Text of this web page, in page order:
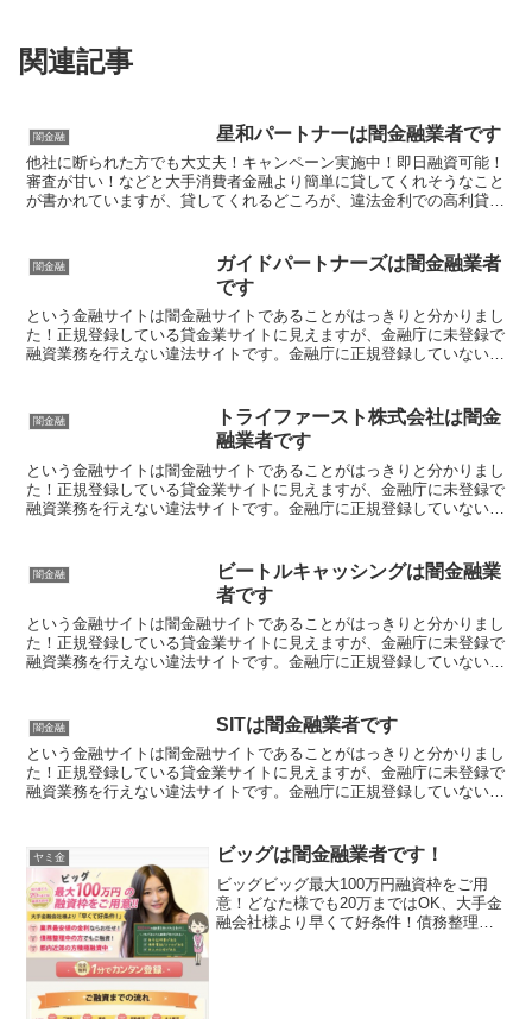
関連記事
闇金融 星和パートナーは闇金融業者です
他社に断られた方でも大丈夫！キャンペーン実施中！即日融資可能！
審査が甘い！などと大手消費者金融より簡単に貸してくれそうなこと
が書かれていますが、貸してくれるどころが、違法金利での高利貸し
闇金融
ガイドパートナーズは闇金融業者
です
という金融サイトは闇金融サイトであることがはっきりと分かりまし
た！正規登録している貸金業サイトに見えますが、金融庁に未登録で
融資業務を行えない違法サイトです。金融庁に正規登録していない未
闇金融
トライファースト株式会社は闇金
融業者です
という金融サイトは闇金融サイトであることがはっきりと分かりまし
た！正規登録している貸金業サイトに見えますが、金融庁に未登録で
融資業務を行えない違法サイトです。金融庁に正規登録していない未
闇金融
ビートルキャッシングは闇金融業
者です
という金融サイトは闇金融サイトであることがはっきりと分かりまし
た！正規登録している貸金業サイトに見えますが、金融庁に未登録で
融資業務を行えない違法サイトです。金融庁に正規登録していない未
闇金融 SITは闇金融業者です
という金融サイトは闇金融サイトであることがはっきりと分かりまし
た！正規登録している貸金業サイトに見えますが、金融庁に未登録で
融資業務を行えない違法サイトです。金融庁に正規登録していない未
ヤミ金 ビッグは闇金融業者です！
ビッグビッグ最大100万円融資枠をご用
意！どなた様でも20万まではOK、大手金
融会社様より早くて好条件！債務整理中